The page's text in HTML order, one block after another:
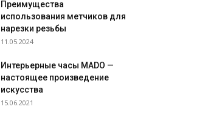
Преимущества
использования метчиков для
нарезки резьбы
11.05.2024
Интерьерные часы MADO —
настоящее произведение
искусства
15.06.2021